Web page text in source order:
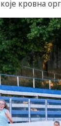
кровна